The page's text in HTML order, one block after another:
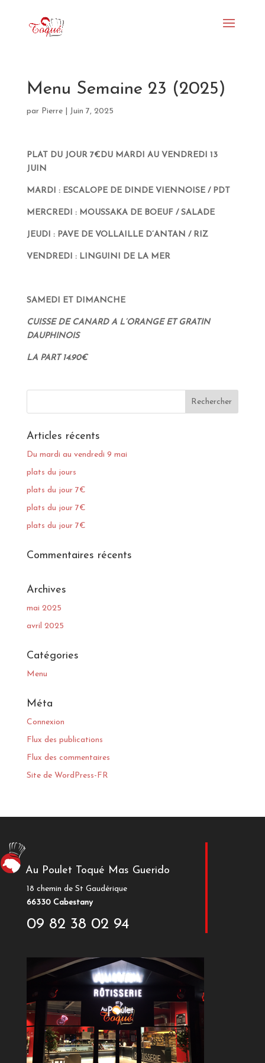
Menu Semaine 23 (2025)
par Pierre| Juin 7, 2025
PLAT DU JOUR 7€DU MARDI AU VENDREDI 13
JUIN
MARDI : ESCALOPE DE DINDE VIENNOISE / PDT
MERCREDI : MOUSSAKA DE BOEUF / SALADE
JEUDI : PAVE DE VOLLAILLE D’ANTAN / RIZ
VENDREDI : LINGUINI DE LA MER
SAMEDI ET DIMANCHE
CUISSE DE CANARD A L’ORANGE ET GRATIN
DAUPHINOIS
LA PART 14.90€
Articles récents
Du mardi au vendredi 9 mai
plats du jours
plats du jour 7€
plats du jour 7€
plats du jour 7€
Commentaires récents
Archives
mai 2025
avril 2025
Catégories
Menu
Méta
Connexion
Flux des publications
Flux des commentaires
Site de WordPress-FR
Au Poulet Toqué Mas Guerido
18 chemin de St Gaudérique
66330 Cabestany
09 82 38 02 94